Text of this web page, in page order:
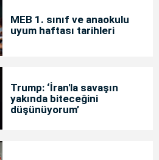
MEB 1. sınıf ve anaokulu
uyum haftası tarihleri
Trump: ‘İran'la savaşın
yakında biteceğini
düşünüyorum’